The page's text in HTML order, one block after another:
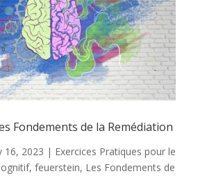
Fondements de la Remédiation
16, 2023 | Exercices Pratiques pour le
, feuerstein, Les Fondements de